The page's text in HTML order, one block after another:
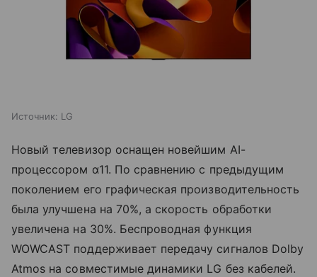
Источник: LG
Новый телевизор оснащен новейшим AI-
процессором α11. По сравнению с предыдущим
поколением его графическая производительность
была улучшена на 70%, а скорость обработки
увеличена на 30%. Беспроводная функция
WOWCAST поддерживает передачу сигналов Dolby
Atmos на совместимые динамики LG без кабелей.